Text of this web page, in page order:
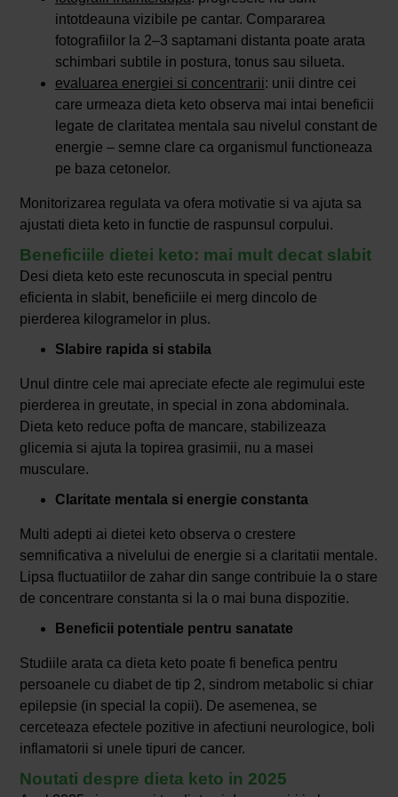
intotdeauna vizibile pe cantar. Compararea
fotografiilor la 2–3 saptamani distanta poate arata
schimbari subtile in postura, tonus sau silueta.
evaluarea energiei si concentrarii: unii dintre cei
care urmeaza dieta keto observa mai intai beneficii
legate de claritatea mentala sau nivelul constant de
energie – semne clare ca organismul functioneaza
pe baza cetonelor.
Monitorizarea regulata va ofera motivatie si va ajuta sa
ajustati dieta keto in functie de raspunsul corpului.
Beneficiile dietei keto: mai mult decat slabit
Desi dieta keto este recunoscuta in special pentru
eficienta in slabit, beneficiile ei merg dincolo de
pierderea kilogramelor in plus.
Slabire rapida si stabila
Unul dintre cele mai apreciate efecte ale regimului este
pierderea in greutate, in special in zona abdominala.
Dieta keto reduce pofta de mancare, stabilizeaza
glicemia si ajuta la topirea grasimii, nu a masei
musculare.
Claritate mentala si energie constanta
Multi adepti ai dietei keto observa o crestere
semnificativa a nivelului de energie si a claritatii mentale.
Lipsa fluctuatiilor de zahar din sange contribuie la o stare
de concentrare constanta si la o mai buna dispozitie.
Beneficii potentiale pentru sanatate
Studiile arata ca dieta keto poate fi benefica pentru
persoanele cu diabet de tip 2, sindrom metabolic si chiar
epilepsie (in special la copii). De asemenea, se
cerceteaza efectele pozitive in afectiuni neurologice, boli
inflamatorii si unele tipuri de cancer.
Noutati despre dieta keto in 2025